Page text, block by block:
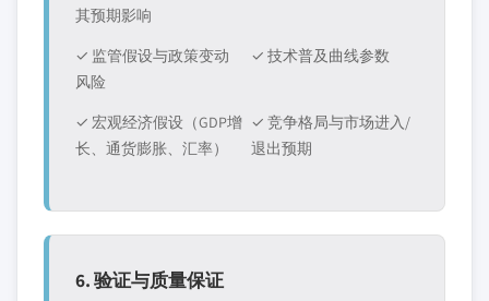
其预期影响
✓ 监管假设与政策变动
风险
✓ 技术普及曲线参数
✓ 宏观经济假设（GDP增
长、通货膨胀、汇率）
✓ 竞争格局与市场进入/
退出预期
6. 验证与质量保证